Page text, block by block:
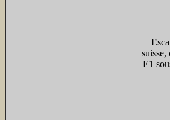
suisse,
E1